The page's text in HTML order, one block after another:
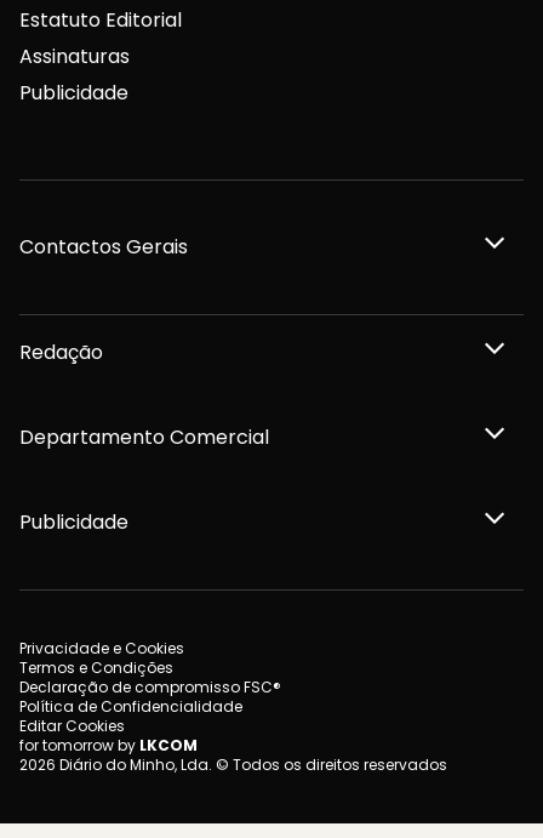
Estatuto Editorial
Assinaturas
Publicidade
Contactos Gerais
Redação
Departamento Comercial
Publicidade
Privacidade e Cookies
Termos e Condições
Declaração de compromisso FSC®
Política de Confidencialidade
Editar Cookies
for tomorrow by LKCOM
2026 Diário do Minho, Lda. © Todos os direitos reservados